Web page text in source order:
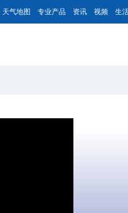
天气地图 专业产品 资讯 视频 生